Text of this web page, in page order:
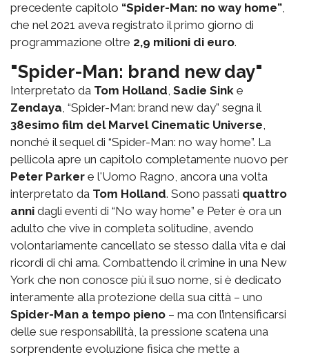
precedente capitolo “Spider-Man: no way home”,
che nel 2021 aveva registrato il primo giorno di
programmazione oltre 2,9 milioni di euro.
"Spider-Man: brand new day"
Interpretato da Tom Holland, Sadie Sink e
Zendaya, “Spider-Man: brand new day” segna il
38esimo film del Marvel Cinematic Universe,
nonché il sequel di “Spider-Man: no way home”. La
pellicola apre un capitolo completamente nuovo per
Peter Parker e l'Uomo Ragno, ancora una volta
interpretato da Tom Holland. Sono passati quattro
anni dagli eventi di “No way home” e Peter è ora un
adulto che vive in completa solitudine, avendo
volontariamente cancellato se stesso dalla vita e dai
ricordi di chi ama. Combattendo il crimine in una New
York che non conosce più il suo nome, si è dedicato
interamente alla protezione della sua città – uno
Spider-Man a tempo pieno – ma con l’intensificarsi
delle sue responsabilità, la pressione scatena una
sorprendente evoluzione fisica che mette a